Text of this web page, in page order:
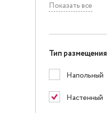
Показать все
Тип размещения
Напольный
Настенный